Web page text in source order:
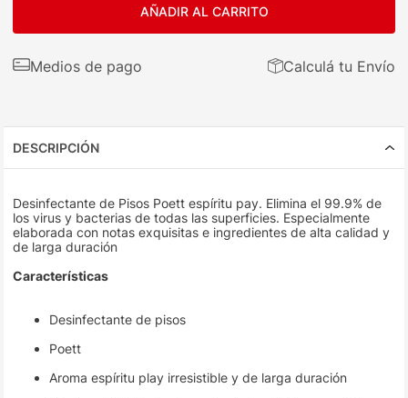
AÑADIR AL CARRITO
Medios de pago Calculá tu Envío
DESCRIPCIÓN
Desinfectante de Pisos Poett espíritu pay. Elimina el 99.9% de
los virus y bacterias de todas las superficies. Especialmente
elaborada con notas exquisitas e ingredientes de alta calidad y
de larga duración
Características
Desinfectante de pisos
Poett
Aroma espíritu play irresistible y de larga duración